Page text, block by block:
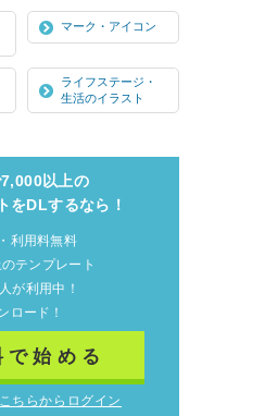
マーク・アイコン
ライフステージ・
生活のイラスト
以上の
をDLするなら！
利用料無料
テンプレート
が利用中！
ロード！
で始める
ちらからログイン